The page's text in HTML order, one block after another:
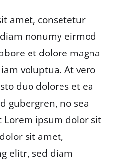
amet, consetetur
nonumy eirmod
et dolore magna
voluptua. At vero
duo dolores et ea
gubergren, no sea
Lorem ipsum dolor sit
sit amet,
elitr, sed diam